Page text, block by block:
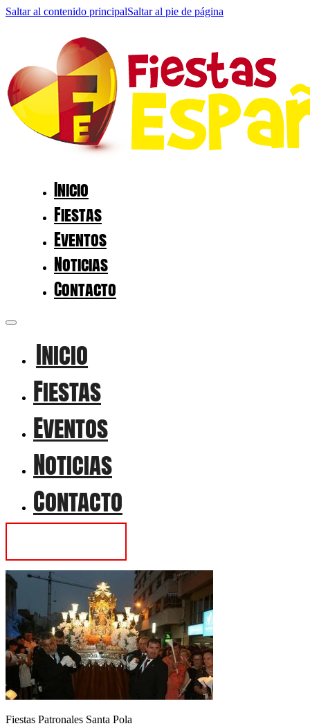
Saltar al contenido principalSaltar al pie de página
Inicio
Fiestas
Eventos
Noticias
Contacto
Inicio
Fiestas
Eventos
Noticias
Contacto
Fiestas Patronales Santa Pola